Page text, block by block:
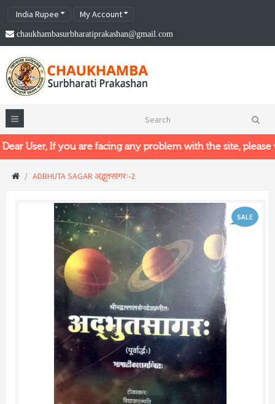
India Rupee My Account
chaukhambasurbharatiprakashan@gmail.com
User, If you are facing any problem with the site, please
ADBHUTA SAGAR अद्भुतसागरः-2
SALE